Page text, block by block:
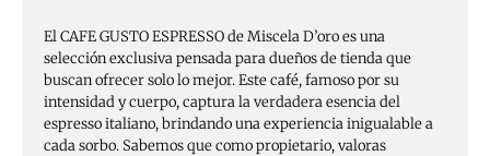
El CAFE GUSTO ESPRESSO de Miscela D’oro es una
selección exclusiva pensada para dueños de tienda que
buscan ofrecer solo lo mejor. Este café, famoso por su
intensidad y cuerpo, captura la verdadera esencia del
espresso italiano, brindando una experiencia inigualable a
cada sorbo. Sabemos que como propietario, valoras